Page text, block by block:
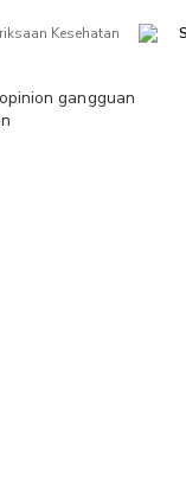
Kesehatan